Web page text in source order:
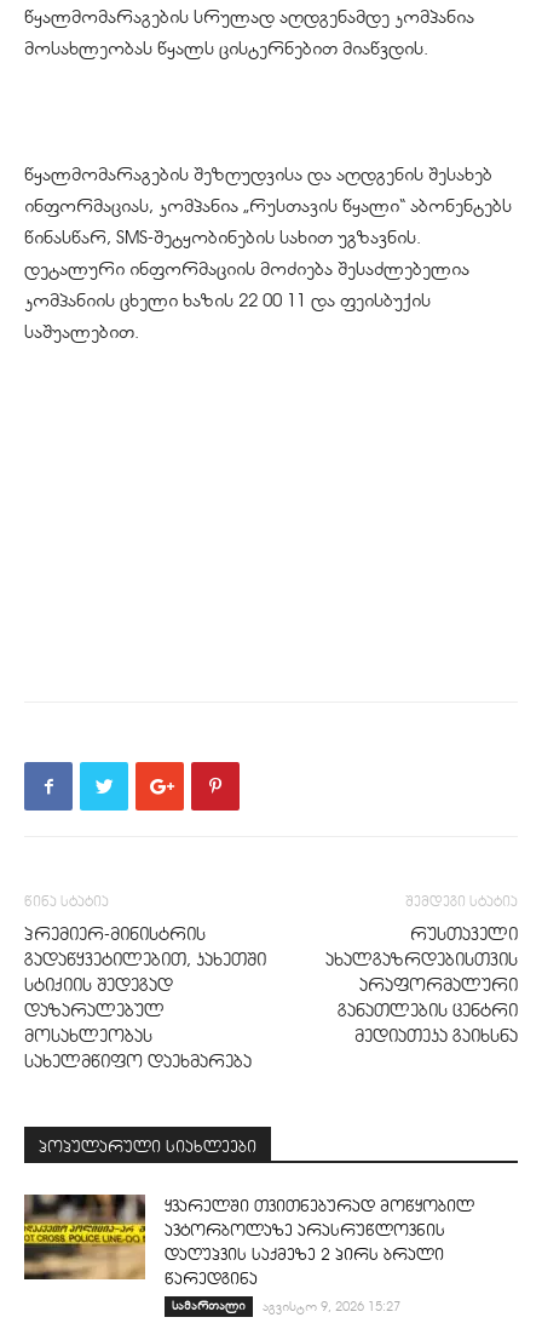
წყალმომარაგების სრულად აღდგენამდე კომპანია
მოსახლეობას წყალს ცისტერნებით მიაწვდის.
წყალმომარაგების შეზღუდვისა და აღდგენის შესახებ
ინფორმაციას, კომპანია „რუსთავის წყალი“ აბონენტებს
წინასწარ, SMS-შეტყობინების სახით უგზავნის.
დეტალური ინფორმაციის მოძიება შესაძლებელია
კომპანიის ცხელი ხაზის 22 00 11 და ფეისბუქის
საშუალებით.
წინა სტატია
პრემიერ-მინისტრის
გადაწყვეტილებით, კახეთში
სტიქიის შედეგად
დაზარალებულ
მოსახლეობას
სახელმწიფო დაეხმარება
შემდეგი სტატია
რუსთაველი
ახალგაზრდებისთვის
არაფორმალური
განათლების ცენტრი
მედიათეკა გაიხსნა
პოპულარული სიახლეები
ყვარელში თვითნებურად მოწყობილ
ავტორბოლაზე არასრუწლოვნის
დაღუპვის საქმეზე 2 პირს ბრალი
წარედგინა
სამართალი აგვისტო 9, 2026 15:27